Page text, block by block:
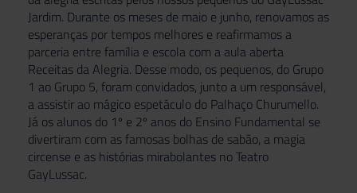
Jardim. Durante os meses de maio e junho, renovamos as
esperanças por tempos melhores e reafirmamos a
parceria entre família e escola com a aula aberta
Receitas da Alegria. Desse modo, os pequenos, do Grupo
1 ao Grupo 5, foram convidados, junto a um responsável,
a assistir ao mágico espetáculo do Palhaço Churumello.
Já os alunos do 1º e 2º anos do Ensino Fundamental se
divertiram com as famosas bolhas de sabão, a magia
circense e as histórias mirabolantes no Teatro
GayLussac.